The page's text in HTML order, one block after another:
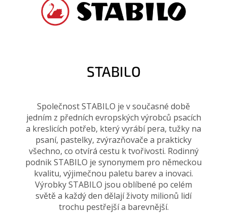
STABILO
Společnost STABILO je v současné době
jedním z předních evropských výrobců psacích
a kreslicích potřeb, který vyrábí pera, tužky na
psaní, pastelky, zvýrazňovače a prakticky
všechno, co otvírá cestu k tvořivosti. Rodinný
podnik STABILO je synonymem pro německou
kvalitu, výjimečnou paletu barev a inovaci.
Výrobky STABILO jsou oblíbené po celém
světě a každý den dělají životy milionů lidí
trochu pestřejší a barevnější.